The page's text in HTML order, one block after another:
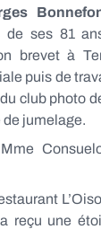
de ses 81
brevet à
puis de
club photo
jumelage.
reçu une